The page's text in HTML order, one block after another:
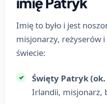
Imię to było i jest
misjonarzy, reżyserów
świecie:
Święty Patryk (ok.
Irlandii, misjonarz,